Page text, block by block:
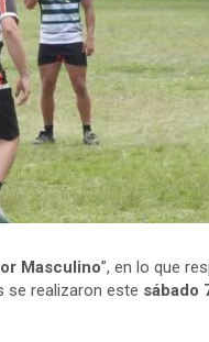
Masculino”, en lo que
se realizaron este sábado